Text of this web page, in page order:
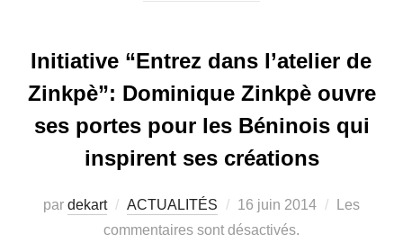
Initiative “Entrez dans l’atelier de
Zinkpè”: Dominique Zinkpè ouvre
ses portes pour les Béninois qui
inspirent ses créations
par dekart ACTUALITÉS 16 juin 2014
Les
commentaires sont désactivés.